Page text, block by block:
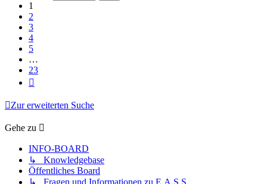
1
2
3
4
5
…
23
Zur erweiterten Suche
Gehe zu
INFO-BOARD
↳ Knowledgebase
Öffentliches Board
↳ Fragen und Informationen zu E.A.S.S.